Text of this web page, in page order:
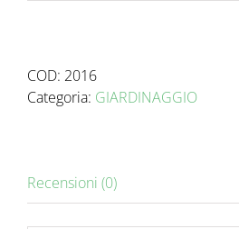
COD: 2016
Categoria: GIARDINAGGIO
Recensioni (0)